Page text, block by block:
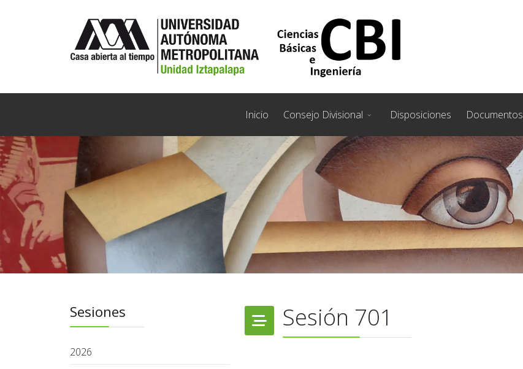
Inicio Consejo Divisional Disposiciones Documentos
Sesiones
2026
Sesión 701